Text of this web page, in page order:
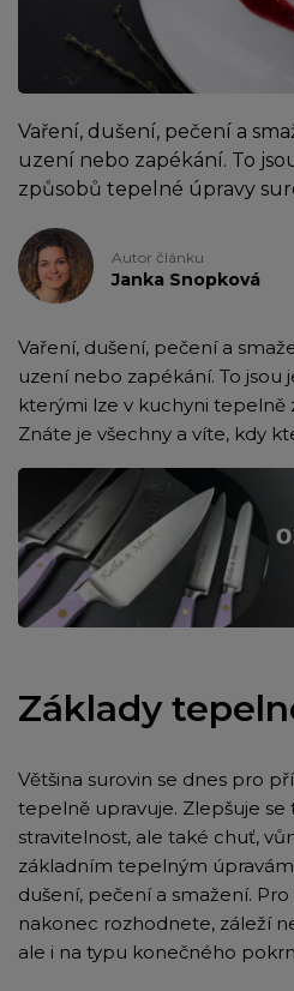
Vaření, dušení, pečení a
uzení nebo zapékání. To
způsobů tepelné úpravy
Autor článku
Janka Snopková
Vaření, dušení, pečení a
uzení nebo zapékání. To jsou
kterými lze v kuchyni tepelně
Znáte je všechny a víte, kdy
Základy
Většina surovin se dnes pro
tepelně upravuje. Zlepšuje se
stravitelnost, ale také chuť,
základním tepelným
dušení, pečení a smažení.
nakonec rozhodnete, záleží
ale i na typu konečného